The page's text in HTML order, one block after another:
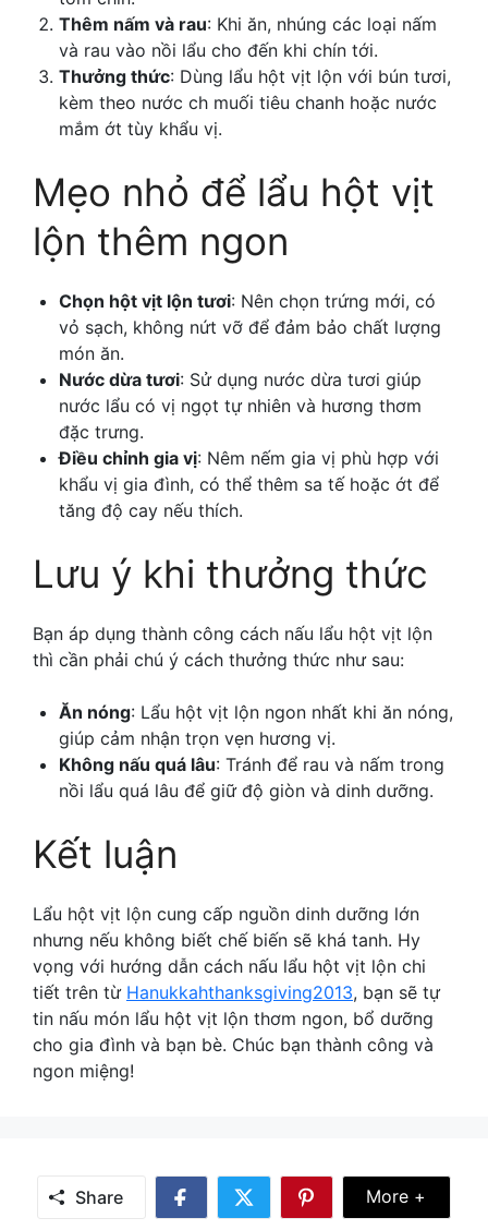
Thêm nấm và rau: Khi ăn, nhúng các loại nấm
và rau vào nồi lẩu cho đến khi chín tới.
Thưởng thức: Dùng lẩu hột vịt lộn với bún tươi,
kèm theo nước ch muối tiêu chanh hoặc nước
mắm ớt tùy khẩu vị.
Mẹo nhỏ để lẩu hột vịt
lộn thêm ngon
Chọn hột vịt lộn tươi: Nên chọn trứng mới, có
vỏ sạch, không nứt vỡ để đảm bảo chất lượng
món ăn.
Nước dừa tươi: Sử dụng nước dừa tươi giúp
nước lẩu có vị ngọt tự nhiên và hương thơm
đặc trưng.
Điều chỉnh gia vị: Nêm nếm gia vị phù hợp với
khẩu vị gia đình, có thể thêm sa tế hoặc ớt để
tăng độ cay nếu thích.
Lưu ý khi thưởng thức
Bạn áp dụng thành công cách nấu lẩu hột vịt lộn
thì cần phải chú ý cách thưởng thức như sau:
Ăn nóng: Lẩu hột vịt lộn ngon nhất khi ăn nóng,
giúp cảm nhận trọn vẹn hương vị.
Không nấu quá lâu: Tránh để rau và nấm trong
nồi lẩu quá lâu để giữ độ giòn và dinh dưỡng.
Kết luận
Lẩu hột vịt lộn cung cấp nguồn dinh dưỡng lớn
nhưng nếu không biết chế biến sẽ khá tanh. Hy
vọng với hướng dẫn cách nấu lẩu hột vịt lộn chi
tiết trên từ Hanukkahthanksgiving2013, bạn sẽ tự
tin nấu món lẩu hột vịt lộn thơm ngon, bổ dưỡng
cho gia đình và bạn bè. Chúc bạn thành công và
ngon miệng!
Share
Share
Share
Share
More +